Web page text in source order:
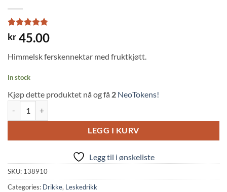
Rated4.75
out of 5
4
customer
kr 45.00
Himmelsk ferskennektar med fruktkjøtt.
In stock
Kjøp dette produktet nå og få 2 NeoTokens!
LEGG I KURV
Legg til i ønskeliste
SKU: 138910
Categories: Drikke, Leskedrikk